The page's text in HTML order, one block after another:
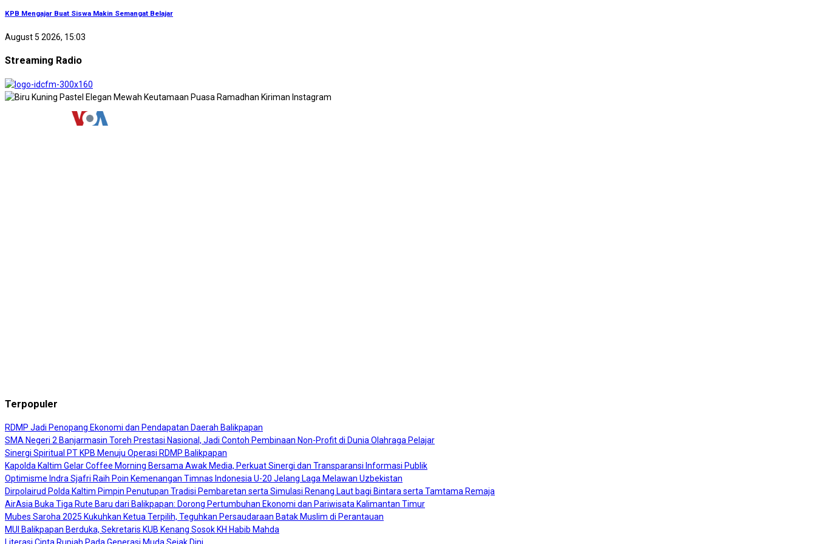
KPB Mengajar Buat Siswa Makin Semangat Belajar
August 5 2026, 15:03
Streaming Radio
Terpopuler
RDMP Jadi Penopang Ekonomi dan Pendapatan Daerah Balikpapan
SMA Negeri 2 Banjarmasin Toreh Prestasi Nasional, Jadi Contoh Pembinaan Non-Profit di Dunia Olahraga Pelajar
Sinergi Spiritual PT KPB Menuju Operasi RDMP Balikpapan
Kapolda Kaltim Gelar Coffee Morning Bersama Awak Media, Perkuat Sinergi dan Transparansi Informasi Publik
Optimisme Indra Sjafri Raih Poin Kemenangan Timnas Indonesia U-20 Jelang Laga Melawan Uzbekistan
Dirpolairud Polda Kaltim Pimpin Penutupan Tradisi Pembaretan serta Simulasi Renang Laut bagi Bintara serta Tamtama Remaja
AirAsia Buka Tiga Rute Baru dari Balikpapan: Dorong Pertumbuhan Ekonomi dan Pariwisata Kalimantan Timur
Mubes Saroha 2025 Kukuhkan Ketua Terpilih, Teguhkan Persaudaraan Batak Muslim di Perantauan
MUI Balikpapan Berduka, Sekretaris KUB Kenang Sosok KH Habib Mahda